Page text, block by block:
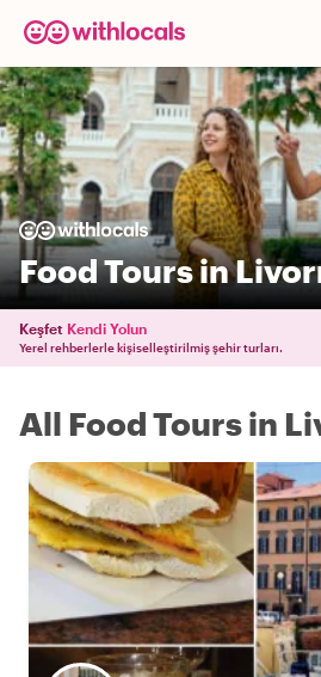
Food Tours in
Keşfet Kendi Yolun
Yerel rehberlerle kişiselleştirilmiş şehir turları.
All Food Tours in